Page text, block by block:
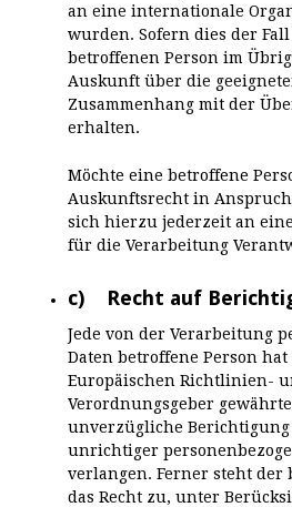
an eine internationale
wurden. Sofern dies der
betroffenen Person im
Auskunft über die
Zusammenhang mit der
erhalten.
Möchte eine betroffene
Auskunftsrecht in
sich hierzu jederzeit an
für die Verarbeitung
c) Recht auf
Jede von der Verarbeitung
Daten betroffene Person hat
Europäischen Richtlinien-
Verordnungsgeber
unverzügliche
unrichtiger
verlangen. Ferner steht der
das Recht zu, unter